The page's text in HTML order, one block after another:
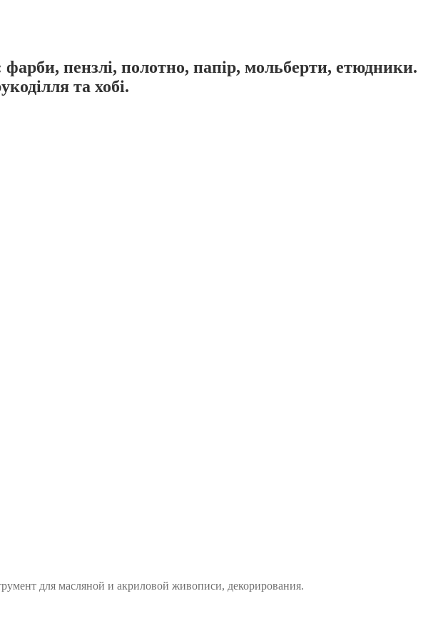
пензлі, полотно, папір, мольберти, етюдники.
та хобі.
для масляной и акриловой живописи, декорирования.